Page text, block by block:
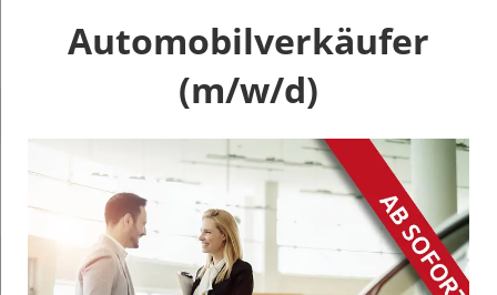
Automobilverkäufer
(m/w/d)